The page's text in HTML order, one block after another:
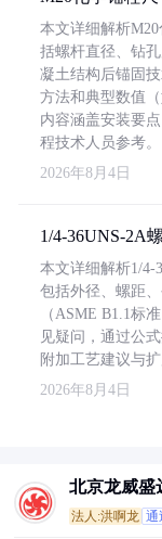
本文详细解析
括螺杆直径、钻
凝土结构后锚固
方法和典型数值（
内容涵盖安装要
程技术人员参考。
2026年8月4日
1/4-36UNS-2A
本文详细解析1/4-
包括外径、螺距
（ASME B1.1标
见疑问，通过公
附加工艺建议与扩
2026年8月4日
北京龙威盛
法人:洪啊龙 通